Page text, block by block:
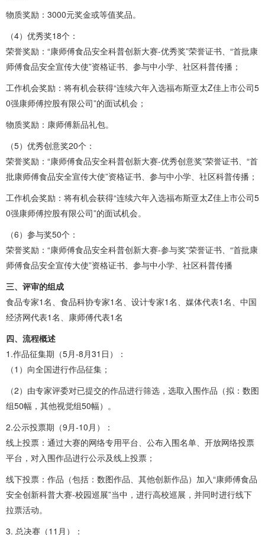
物质奖励：3000元奖金或等值奖品。
（4）优秀奖18个：
荣誉奖励：“康师傅食品安全科普创新大赛-优秀奖”荣誉证书、“首批康
师傅食品安全宣传大使”资格证书、参与中小学、社区科普传播；
工作机会奖励：将有机会获得“连续六年入选福布斯亚太Z佳上市公司5
0强康师傅控股有限公司”的面试机会；
物质奖励：康师傅新品礼包。
（5）优秀创意奖20个：
荣誉奖励：“康师傅食品安全科普创新大赛-优秀创意奖”荣誉证书、“首
批康师傅食品安全宣传大使”资格证书、参与中小学、社区科普传播；
工作机会奖励：将有机会获得“连续六年入选福布斯亚太Z佳上市公司5
0强康师傅控股有限公司”的面试机会。
（6）参与奖50个：
荣誉奖励：“康师傅食品安全科普创新大赛-参与奖”荣誉证书、“首批康
师傅食品安全宣传大使”资格证书、参与中小学、社区科普传播
三、评审的组成
食品专家1名、食品科协专家1名、设计专家1名、媒体代表1名、中国
经济网代表1名、康师傅代表1名
四、流程概述
1.作品征集期（5月-8月31日）：
（1）向全国进行作品征集；
（2）由专家评委对已提交的作品进行筛选，选取入围作品（拟：数图
组50幅，其他视觉组50幅）。
2.公示投票期（9月-10月）：
线上投票：通过大赛的网络专用平台、公布入围名单、开放网络投票
平台，对入围作品进行公示及线上投票；
线下投票：作品（包括：数图作品、其他创新作品）加入“康师傅食品
安全创新科普大赛-校园巡展”当中，进行高校巡展，并同时进行线下
拉票活动。
3. 总决赛（11月）：